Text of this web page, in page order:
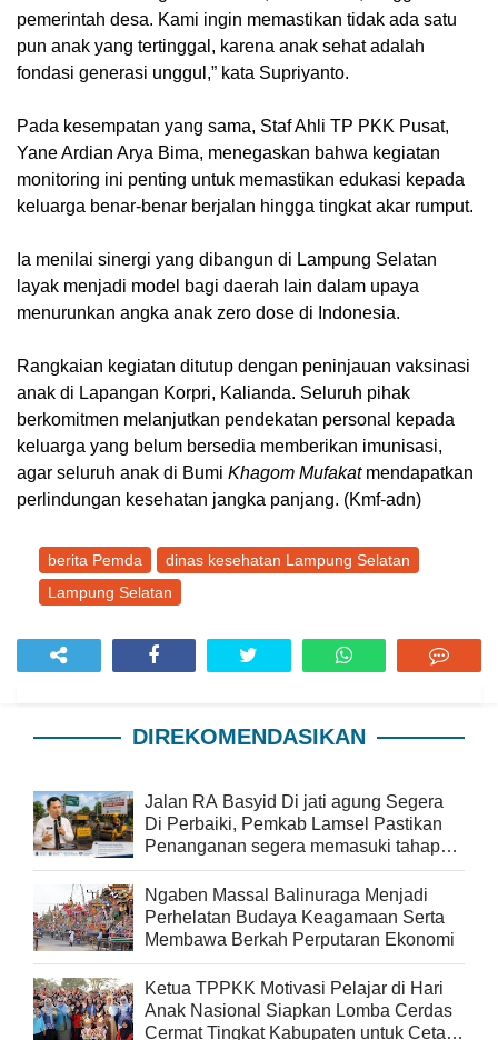
pemerintah desa. Kami ingin memastikan tidak ada satu
pun anak yang tertinggal, karena anak sehat adalah
fondasi generasi unggul,” kata Supriyanto.
Pada kesempatan yang sama, Staf Ahli TP PKK Pusat,
Yane Ardian Arya Bima, menegaskan bahwa kegiatan
monitoring ini penting untuk memastikan edukasi kepada
keluarga benar-benar berjalan hingga tingkat akar rumput.
Ia menilai sinergi yang dibangun di Lampung Selatan
layak menjadi model bagi daerah lain dalam upaya
menurunkan angka anak zero dose di Indonesia.
Rangkaian kegiatan ditutup dengan peninjauan vaksinasi
anak di Lapangan Korpri, Kalianda. Seluruh pihak
berkomitmen melanjutkan pendekatan personal kepada
keluarga yang belum bersedia memberikan imunisasi,
agar seluruh anak di Bumi Khagom Mufakatmendapatkan
perlindungan kesehatan jangka panjang. (Kmf-adn)
berita Pemda
dinas kesehatan Lampung Selatan
Lampung Selatan
DIREKOMENDASIKAN
Jalan RA Basyid Di jati agung Segera
Di Perbaiki, Pemkab Lamsel Pastikan
Penanganan segera memasuki tahap
pelaksanaan
Ngaben Massal Balinuraga Menjadi
Perhelatan Budaya Keagamaan Serta
Membawa Berkah Perputaran Ekonomi
Ketua TPPKK Motivasi Pelajar di Hari
Anak Nasional Siapkan Lomba Cerdas
Cermat Tingkat Kabupaten untuk Cetak